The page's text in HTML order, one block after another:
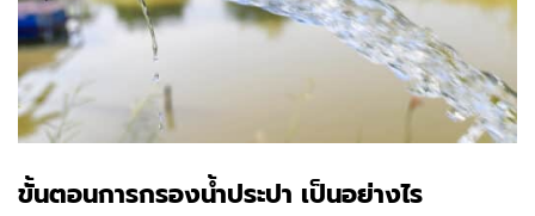
ขั้นตอนการกรองน้ำประปา เป็นอย่างไร